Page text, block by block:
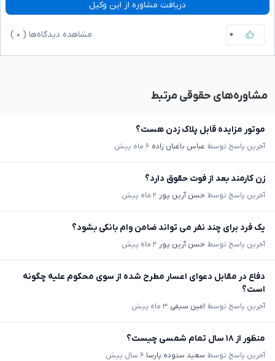
دریافت مشاوره از این وکیل
۰ مشاهده دیدگاه‌ها ( ۰
مشاوره‌های حقوقی مرتبط
موتور مزایده قابل پلاک زدن هست؟
آخرین پاسخ توسط عباس باغبان زاده ۶ ماه پیش
زن کارمند بعد از فوت حقوق دارد؟
آخرین پاسخ توسط حسن آرین پور ۲ ماه پیش
یک فرد برای چند نفر می تواند ضامن وام بانکی بشود؟
آخرین پاسخ توسط حسن آرین پور ۲ ماه پیش
دفاع در مقابل دعوای اعسار مطرح شده از سوی محکوم علیه چگونه
است؟
آخرین پاسخ توسط امین سیفی ۳ ماه پیش
منظور از ۱۸ سال تمام شمسی چیست؟
آخرین پاسخ توسط سعید ستوده پارسا ۶ سال پیش